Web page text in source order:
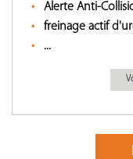
Alerte Anti-
freinage actif
...